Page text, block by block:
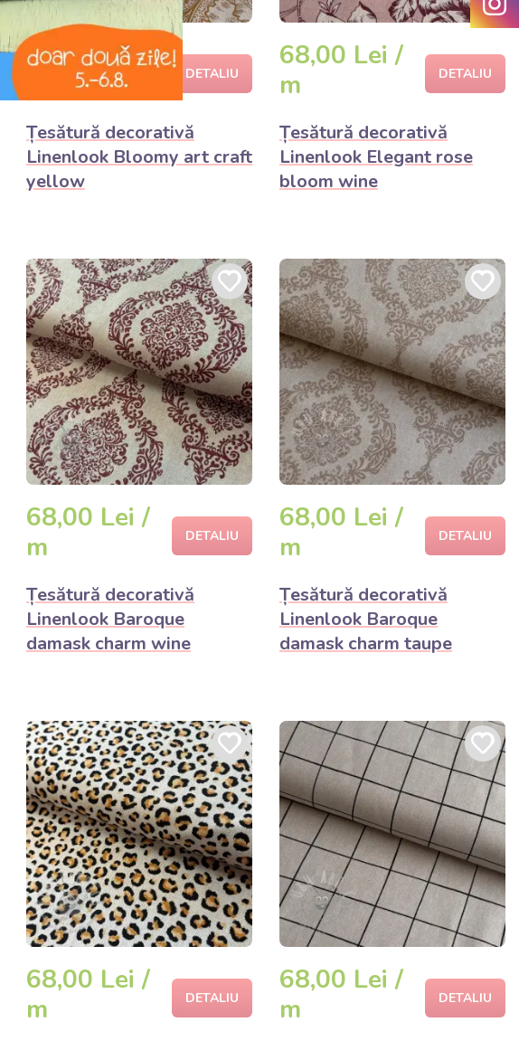
68,00 Lei /
DETALIU
Țesătură decorativă
Linenlook Bloomy art craft
yellow
68,00 Lei /
m
DETALIU
Țesătură decorativă
Linenlook Elegant rose
bloom wine
68,00 Lei /
m
DETALIU
Țesătură decorativă
Linenlook Baroque
damask charm wine
68,00 Lei /
m
DETALIU
Țesătură decorativă
Linenlook Baroque
damask charm taupe
68,00 Lei /
m
DETALIU
68,00 Lei /
m
DETALIU